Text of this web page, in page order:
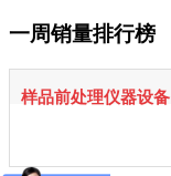
一周销量排行榜
样品前处理仪器设备